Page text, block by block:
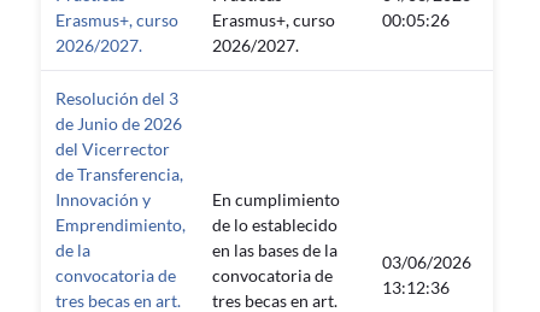
Erasmus+, curso
2026/2027.
Erasmus+, curso
2026/2027.
00:05:26
Resolución del 3
de Junio de 2026
del Vicerrector
de Transferencia,
Innovación y
Emprendimiento,
de la
convocatoria de
tres becas en art.
En cumplimiento
de lo establecido
en las bases de la
convocatoria de
tres becas en art.
03/06/2026
13:12:36